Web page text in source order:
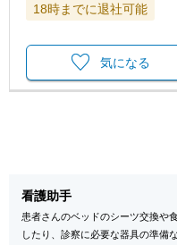
18時までに退社可能
気になる
看護助手
患者さんのベッドのシーツ交換や
したり、診察に必要な器具の準備